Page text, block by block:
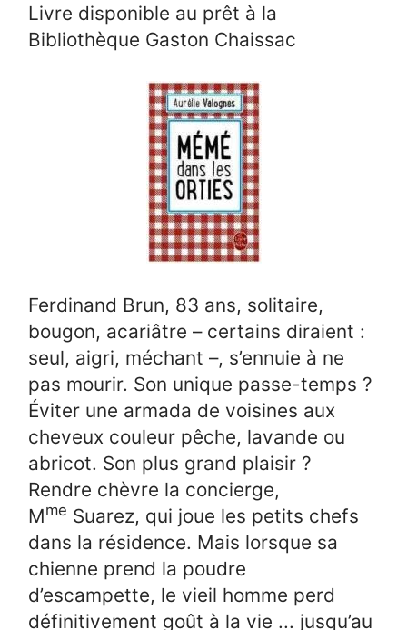
Livre disponible au prêt à la
Bibliothèque Gaston Chaissac
Ferdinand Brun, 83 ans, solitaire,
bougon, acariâtre – certains diraient :
seul, aigri, méchant –, s’ennuie à ne
pas mourir. Son unique passe-temps ?
Éviter une armada de voisines aux
cheveux couleur pêche, lavande ou
abricot. Son plus grand plaisir ?
Rendre chèvre la concierge,
Mme Suarez, qui joue les petits chefs
dans la résidence. Mais lorsque sa
chienne prend la poudre
d’escampette, le vieil homme perd
définitivement goût à la vie ... jusqu’au